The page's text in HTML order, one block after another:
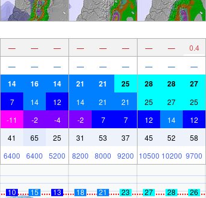
— — — — — — — — 0.4
— — — — — — — — —
14 16 14 21 21 25 28 28 27
7 14 12 14 21 21 25 27 25
-11 -2 -4 -2 7 7 12 14 12
41 65 25 31 53 37 45 52 58
6400 6400 5200 8200 8000 9200 10500 10200 9700
10 15 13 18 21 23 27 28 26